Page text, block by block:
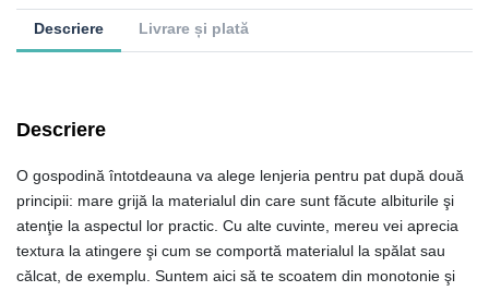
Descriere Livrare și plată
Descriere
O gospodină întotdeauna va alege lenjeria pentru pat după două
principii: mare grijă la materialul din care sunt făcute albiturile şi
atenţie la aspectul lor practic. Cu alte cuvinte, mereu vei aprecia
textura la atingere şi cum se comportă materialul la spălat sau
călcat, de exemplu. Suntem aici să te scoatem din monotonie şi